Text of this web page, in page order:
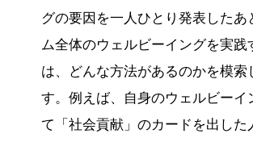
グの要因を一人ひとり発表したあ
ム全体のウェルビーイングを実践
は、どんな方法があるのかを模索
す。例えば、自身のウェルビーイ
て「社会貢献」のカードを出した